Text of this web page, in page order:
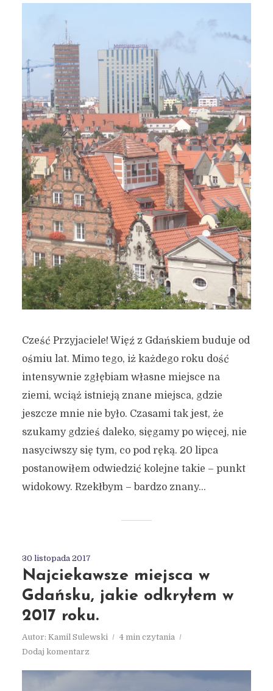
Cześć Przyjaciele! Więź z Gdańskiem buduje od
ośmiu lat. Mimo tego, iż każdego roku dość
intensywnie zgłębiam własne miejsce na
ziemi, wciąż istnieją znane miejsca, gdzie
jeszcze mnie nie było. Czasami tak jest, że
szukamy gdzieś daleko, sięgamy po więcej, nie
nasyciwszy się tym, co pod ręką. 20 lipca
postanowiłem odwiedzić kolejne takie – punkt
widokowy. Rzekłbym – bardzo znany...
30 listopada 2017
Najciekawsze miejsca w
Gdańsku, jakie odkryłem w
2017 roku.
Autor: Kamil Sulewski
4 min czytania
Dodaj komentarz